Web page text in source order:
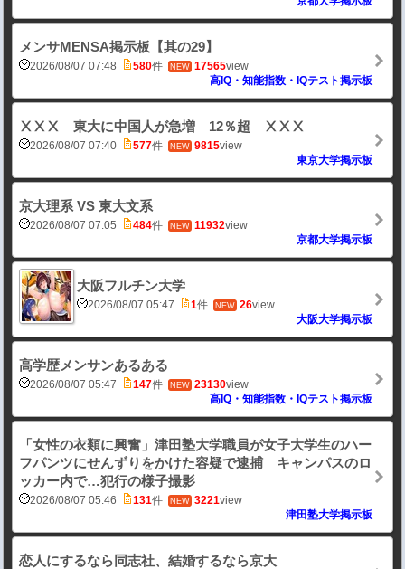
メンサMENSA掲示板【其の29】
2026/08/07 07:48 580件 NEW 17565view
高IQ・知能指数・IQテスト掲示板
ⅩⅩⅩ 東大に中国人が急増 12％超 ⅩⅩⅩ
2026/08/07 07:40 577件 NEW 9815view
東京大学掲示板
京大理系 VS 東大文系
2026/08/07 07:05 484件 NEW 11932view
京都大学掲示板
大阪フルチン大学
2026/08/07 05:47 1件 NEW 26view
大阪大学掲示板
高学歴メンサンあるある
2026/08/07 05:47 147件 NEW 23130view
高IQ・知能指数・IQテスト掲示板
「女性の衣類に興奮」津田塾大学職員が女子大学生のハー
フパンツにせんずりをかけた容疑で逮捕 キャンパスのロ
ッカー内で…犯行の様子撮影
2026/08/07 05:46 131件 NEW 3221view
津田塾大学掲示板
恋人にするなら同志社、結婚するなら京大